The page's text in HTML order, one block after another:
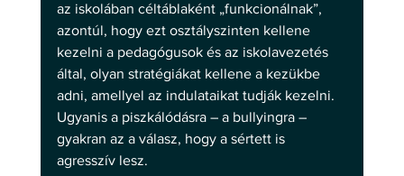
az iskolában céltáblaként „funkcionálnak”,
azontúl, hogy ezt osztályszinten kellene
kezelni a pedagógusok és az iskolavezetés
által, olyan stratégiákat kellene a kezükbe
adni, amellyel az indulataikat tudják kezelni.
Ugyanis a piszkálódásra – a bullyingra –
gyakran az a válasz, hogy a sértett is
agresszív lesz.